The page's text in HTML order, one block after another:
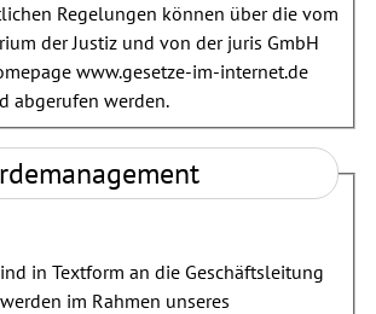
Regelungen können über die vom
der Justiz und von der juris GmbH
www.gesetze-im-internet.de
abgerufen werden.
in Textform an die Geschäftsleitung
im Rahmen unseres